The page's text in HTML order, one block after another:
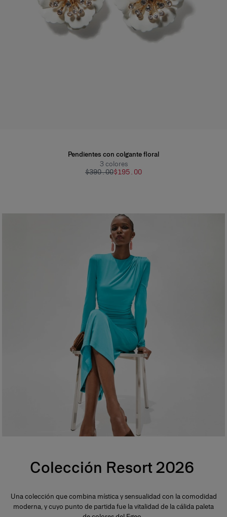
Pendientes con colgante floral
3 colores
$390.00$195.00
Colección Resort 2026
Una colección que combina mística y sensualidad con la comodidad
moderna, y cuyo punto de partida fue la vitalidad de la cálida paleta